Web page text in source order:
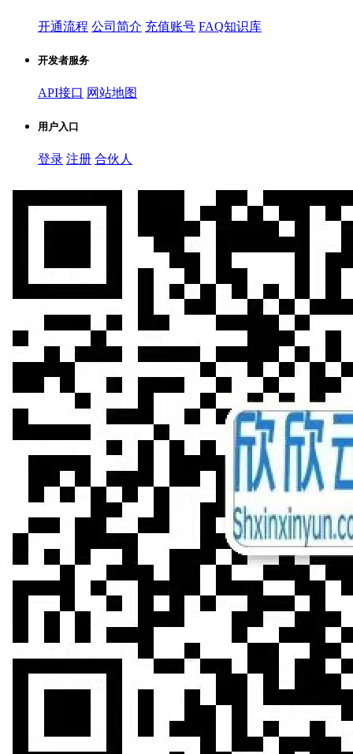
开通流程 公司简介 充值账号 FAQ知识库
开发者服务
API接口 网站地图
用户入口
登录 注册 合伙人